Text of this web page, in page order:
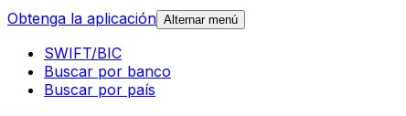
Obtenga la aplicación Alternar menú
SWIFT/BIC
Buscar por banco
Buscar por país